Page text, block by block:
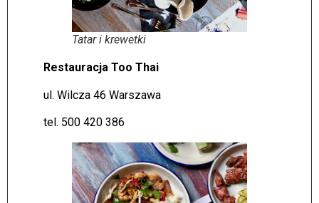
Tatar i krewetki
Restauracja Too Thai
ul. Wilcza 46 Warszawa
tel. 500 420 386